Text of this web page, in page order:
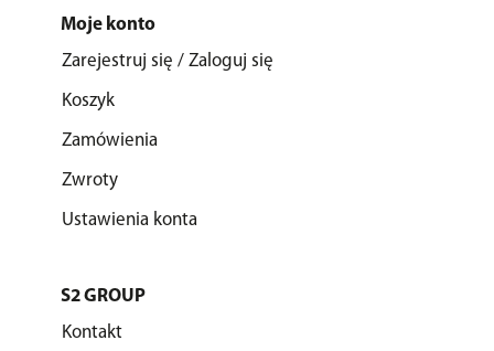
Moje konto
Zarejestruj się / Zaloguj się
Koszyk
Zamówienia
Zwroty
Ustawienia konta
S2 GROUP
Kontakt